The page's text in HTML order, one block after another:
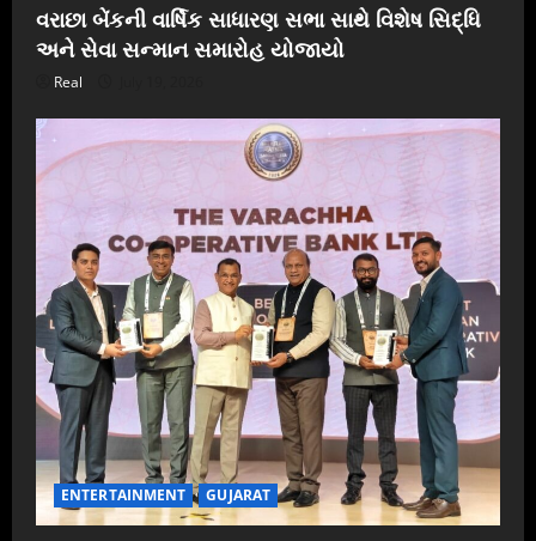
વરાછા બેંકની વાર્ષિક સાધારણ સભા સાથે વિશેષ સિદ્ધિ
અને સેવા સન્માન સમારોહ યોજાયો
Real
ENTERTAINMENT GUJARAT